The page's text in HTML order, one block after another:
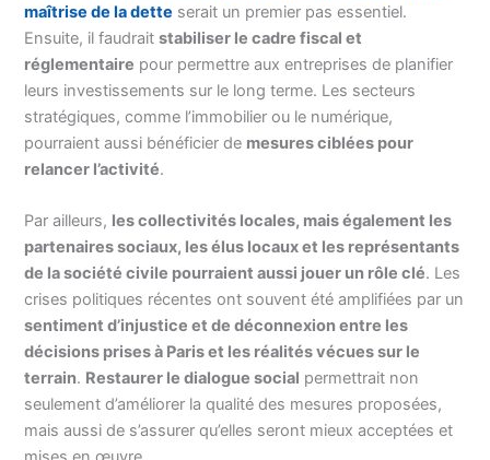
maîtrise de la dette serait un premier pas essentiel.
Ensuite, il faudraitstabiliser le cadre fiscal et
réglementaire pour permettre aux entreprises de planifier
leurs investissements sur le long terme. Les secteurs
stratégiques, comme l’immobilier ou le numérique,
pourraient aussi bénéficier de mesures ciblées pour
relancer l’activité.
Par ailleurs, les collectivités locales, mais également les
partenaires sociaux, les élus locaux et les représentants
de la société civile pourraient aussi jouer un rôle clé. Les
crises politiques récentes ont souvent été amplifiées par un
sentiment d’injustice et de déconnexion entre les
décisions prises à Paris et les réalités vécues sur le
terrain. Restaurer le dialogue social permettrait non
seulement d’améliorer la qualité des mesures proposées,
mais aussi de s’assurer qu’elles seront mieux acceptées et